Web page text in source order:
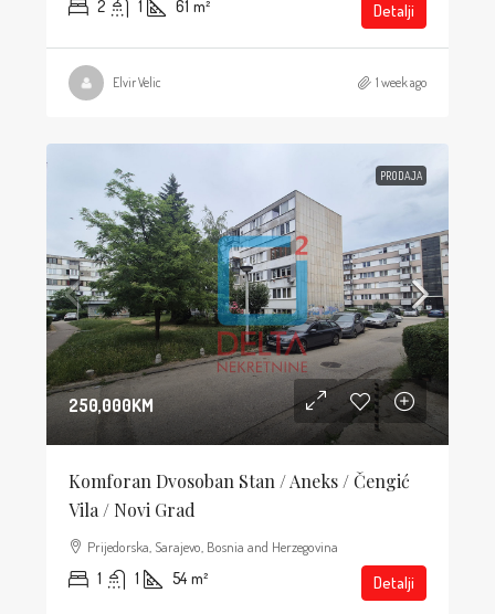
2 1 61 m² Detalji
Elvir Velic 1 week ago
PRODAJA
250,000KM
Komforan Dvosoban Stan / Aneks / Čengić
Vila / Novi Grad
Prijedorska, Sarajevo, Bosnia and Herzegovina
1 1 54 m² Detalji